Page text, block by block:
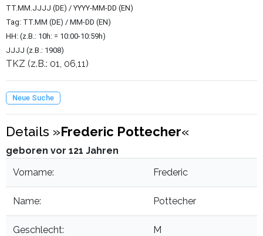
TT.MM.JJJJ (DE) / YYYY-MM-DD (EN)
Tag: TT.MM (DE) / MM-DD (EN)
HH: (z.B.: 10h: = 10:00-10:59h)
JJJJ (z.B.: 1908)
TKZ (z.B.: 01, 06,11)
Neue Suche
Details »Frederic Pottecher«
geboren vor 121 Jahren
Vorname:
Frederic
Name: Pottecher
Geschlecht: M